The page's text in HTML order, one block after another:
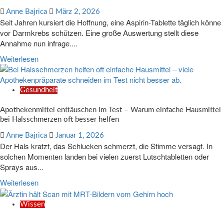
Anne Bajrica März 2, 2026
Seit Jahren kursiert die Hoffnung, eine Aspirin-Tablette täglich könne
vor Darmkrebs schützen. Eine große Auswertung stellt diese
Annahme nun infrage....
Weiterlesen
Gesundheit
Apothekenmittel enttäuschen im Test – Warum einfache Hausmittel
bei Halsschmerzen oft besser helfen
Anne Bajrica Januar 1, 2026
Der Hals kratzt, das Schlucken schmerzt, die Stimme versagt. In
solchen Momenten landen bei vielen zuerst Lutschtabletten oder
Sprays aus...
Weiterlesen
Wissen